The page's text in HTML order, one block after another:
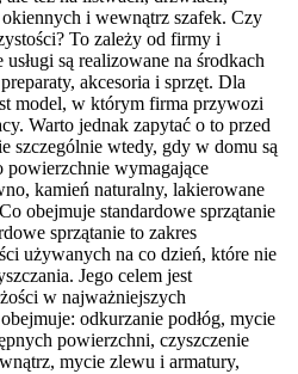
i wewnątrz szafek. Czy
To zależy od firmy i
są realizowane na środkach
akcesoria i sprzęt. Dla
model, w którym firma przywozi
Warto jednak zapytać o to przed
szczególnie wtedy, gdy w domu są
powierzchnie wymagające
kamień naturalny, lakierowane
obejmuje standardowe sprzątanie
sprzątanie to zakres
używanych na co dzień, które nie
Jego celem jest
w najważniejszych
odkurzanie podłóg, mycie
powierzchni, czyszczenie
mycie zlewu i armatury,